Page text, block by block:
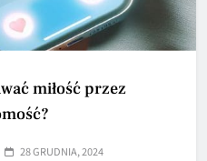
miłość przez
28 GRUDNIA, 2024